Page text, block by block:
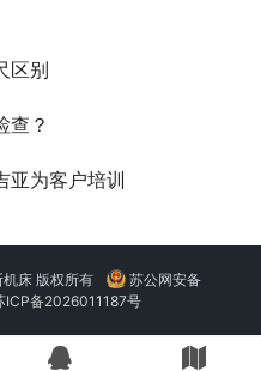
区别
查？
亚为客户培训
床 版权所有
苏公网安备
ICP备2026011187号